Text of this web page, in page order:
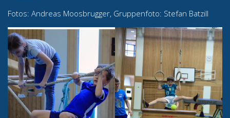
Fotos: Andreas Moosbrugger, Gruppenfoto: Stefan Batzill